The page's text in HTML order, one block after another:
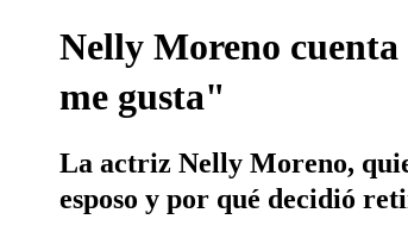
Nelly Moreno
me gusta"
La actriz Nelly Moreno,
esposo y por qué decidió